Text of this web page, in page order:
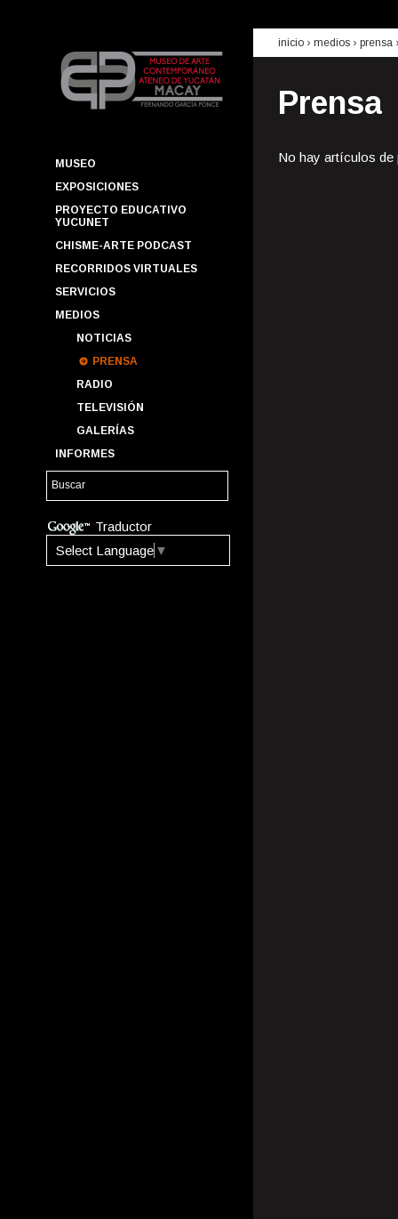
MUSEO
EXPOSICIONES
PROYECTO EDUCATIVO
YUCUNET
CHISME-ARTE PODCAST
RECORRIDOS VIRTUALES
SERVICIOS
MEDIOS
NOTICIAS
PRENSA
RADIO
TELEVISIÓN
GALERÍAS
INFORMES
Traductor
Select Language ▼
inicio › medios › prensa
Prensa
No hay artículos de